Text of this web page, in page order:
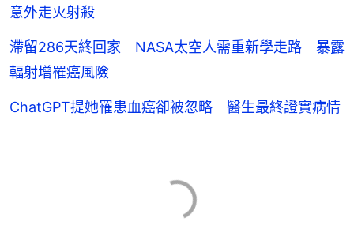
意外走火射殺
滯留286天終回家 NASA太空人需重新學走路 暴露
輻射增罹癌風險
ChatGPT提她罹患血癌卻被忽略 醫生最終證實病情